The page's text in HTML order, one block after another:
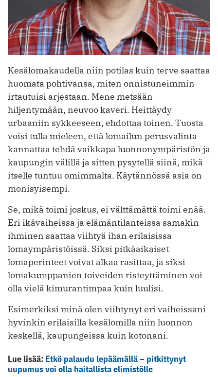
Kesälomakaudella niin potilas kuin terve saattaa
huomata pohtivansa, miten onnistuneimmin
irtautuisi arjestaan. Mene metsään
hiljentymään, neuvoo kaveri. Heittäydy
urbaaniin sykkeeseen, ehdottaa toinen. Tuosta
voisi tulla mieleen, että lomailun perusvalinta
kannattaa tehdä vaikkapa luonnonympäristön ja
kaupungin välillä ja sitten pysytellä siinä, mikä
itselle tuntuu omimmalta. Käytännössä asia on
monisyisempi.
Se, mikä toimi joskus, ei välttämättä toimi enää.
Eri ikävaiheissa ja elämäntilanteissa samakin
ihminen saattaa viihtyä ihan erilaisissa
lomaympäristöissä. Siksi pitkäaikaiset
lomaperinteet voivat alkaa rasittaa, ja siksi
lomakumppanien toiveiden risteyttäminen voi
olla vielä kimurantimpaa kuin luulisi.
Esimerkiksi minä olen viihtynyt eri vaiheissani
hyvinkin erilaisilla kesälomilla niin luonnon
keskellä, kaupungeissa kuin kotonani.
Lue lisää: Etkö palaudu lepäämällä – pitkittynyt
uupumus voi olla haitallista elimistölle